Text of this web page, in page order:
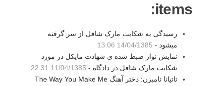
items:
رسیدگی به شکایت مارک شافل از سر گرفته
میشود - 14/04/1385 13:06
نمایش نوار ضبط شده ی شهادت مایکل در مورد
شکایت مارک شافل در دادگاه - 11/04/1385 22:31
تاتیانا تامبزن: دختر آهنگ The Way You Make Me